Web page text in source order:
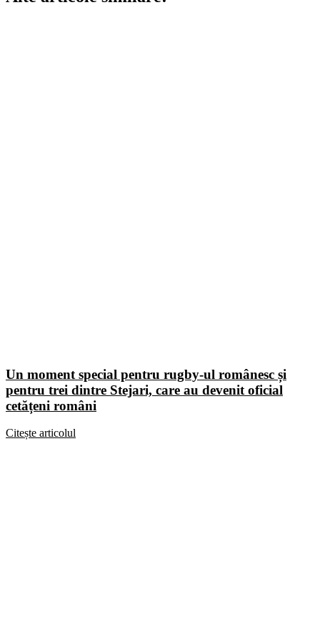
Un moment special pentru rugby-ul românesc și
pentru trei dintre Stejari, care au devenit oficial
cetățeni români
Citește articolul